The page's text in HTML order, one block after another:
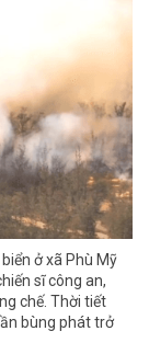
ở xã Phù Mỹ
sĩ công an,
chế. Thời tiết
bùng phát trở